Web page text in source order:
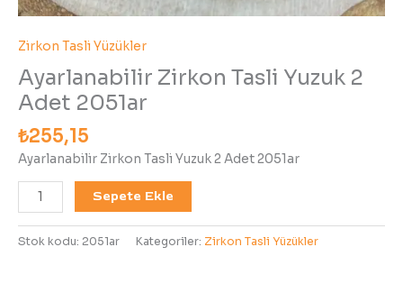
Zirkon Tasli Yüzükler
Ayarlanabilir Zirkon Tasli Yuzuk 2
Adet 2051ar
₺255,15
Ayarlanabilir Zirkon Tasli Yuzuk 2 Adet 2051ar
Sepete Ekle
Stok kodu: 2051ar Kategoriler: Zirkon Tasli Yüzükler